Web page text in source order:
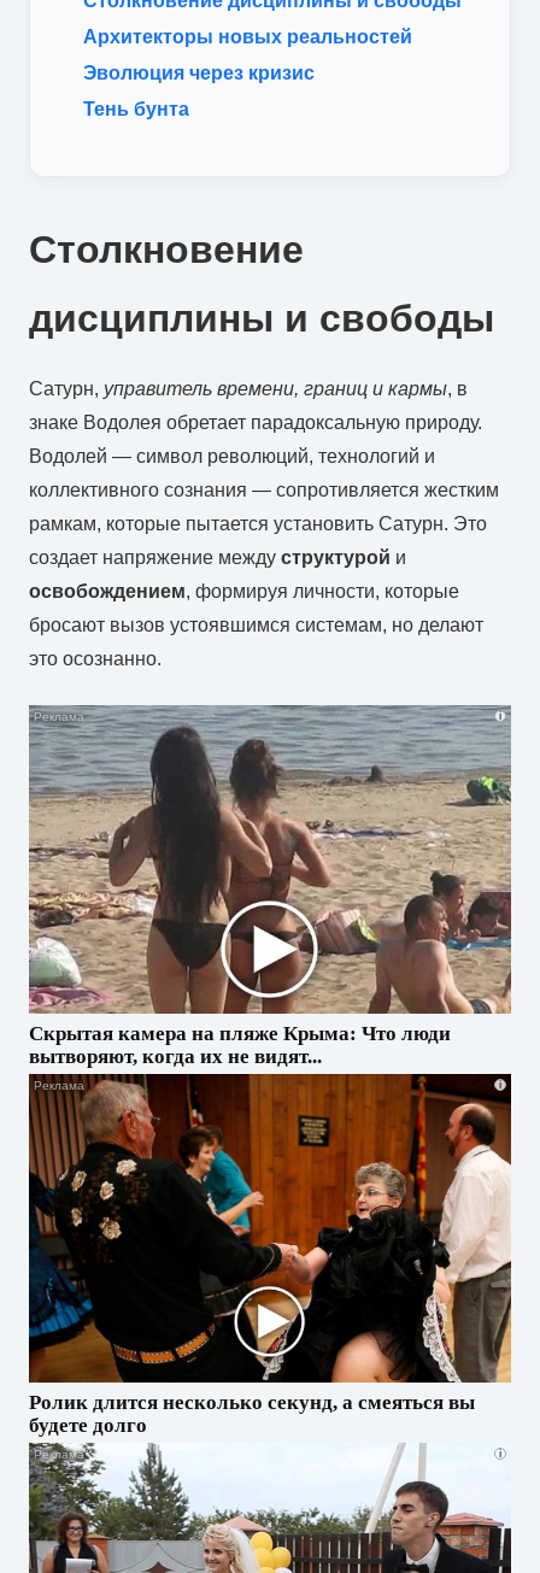
Архитекторы новых реальностей
Эволюция через кризис
Тень бунта
Столкновение
дисциплины и свободы
Сатурн, управитель времени, границ и кармы, в
знаке Водолея обретает парадоксальную природу.
Водолей — символ революций, технологий и
коллективного сознания — сопротивляется жестким
рамкам, которые пытается установить Сатурн. Это
создает напряжение между структурой и
освобождением, формируя личности, которые
бросают вызов устоявшимся системам, но делают
это осознанно.
i
Скрытая камера на пляже Крыма: Что люди
вытворяют, когда их не видят...
i
Ролик длится несколько секунд, а смеяться вы
будете долго
i